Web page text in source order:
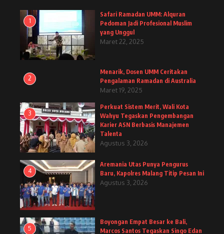
1
Safari Ramadan UMM: Alquran
Pedoman Jadi Profesional Muslim
yang Unggul
Maret 22, 2025
2
Menarik, Dosen UMM Ceritakan
Pengalaman Ramadan di Australia
Maret 19, 2025
3
Perkuat Sistem Merit, Wali Kota
Wahyu Tegaskan Pengembangan
Karier ASN Berbasis Manajemen
Talenta
Agustus 3, 2026
4
Aremania Utas Punya Pengurus
Baru, Kapolres Malang Titip Pesan Ini
Agustus 3, 2026
5
Boyongan Empat Besar ke Bali,
Marcos Santos Tegaskan Singo Edan